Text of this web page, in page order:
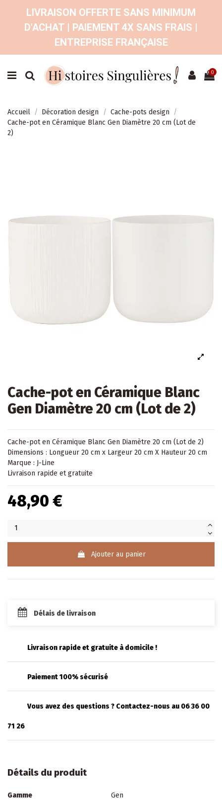
LIVRAISON OFFERTE SANS MINIMUM
D'ACHAT | PAIEMENT 4X SANS FRAIS |
ENTREPRISE FRANÇAISE
0
Accueil Décoration design
Cache-pots design
Cache-pot en Céramique Blanc Gen Diamètre 20 cm (Lot de
2)
Cache-pot en Céramique Blanc
Gen Diamètre 20 cm (Lot de 2)
Cache-pot en Céramique Blanc Gen Diamètre 20 cm (Lot de 2)
Dimensions : Longueur 20 cm x Largeur 20 cm X Hauteur 20 cm
Marque : J-Line
Livraison rapide et gratuite
48,90 €
Ajouter au panier
Délais de livraison
Livraison rapide et gratuite à domicile !
Paiement 100% sécurisé
Vous avez des questions ? Contactez-nous au 06 36 00
71 26
Détails du produit
Gamme Gen